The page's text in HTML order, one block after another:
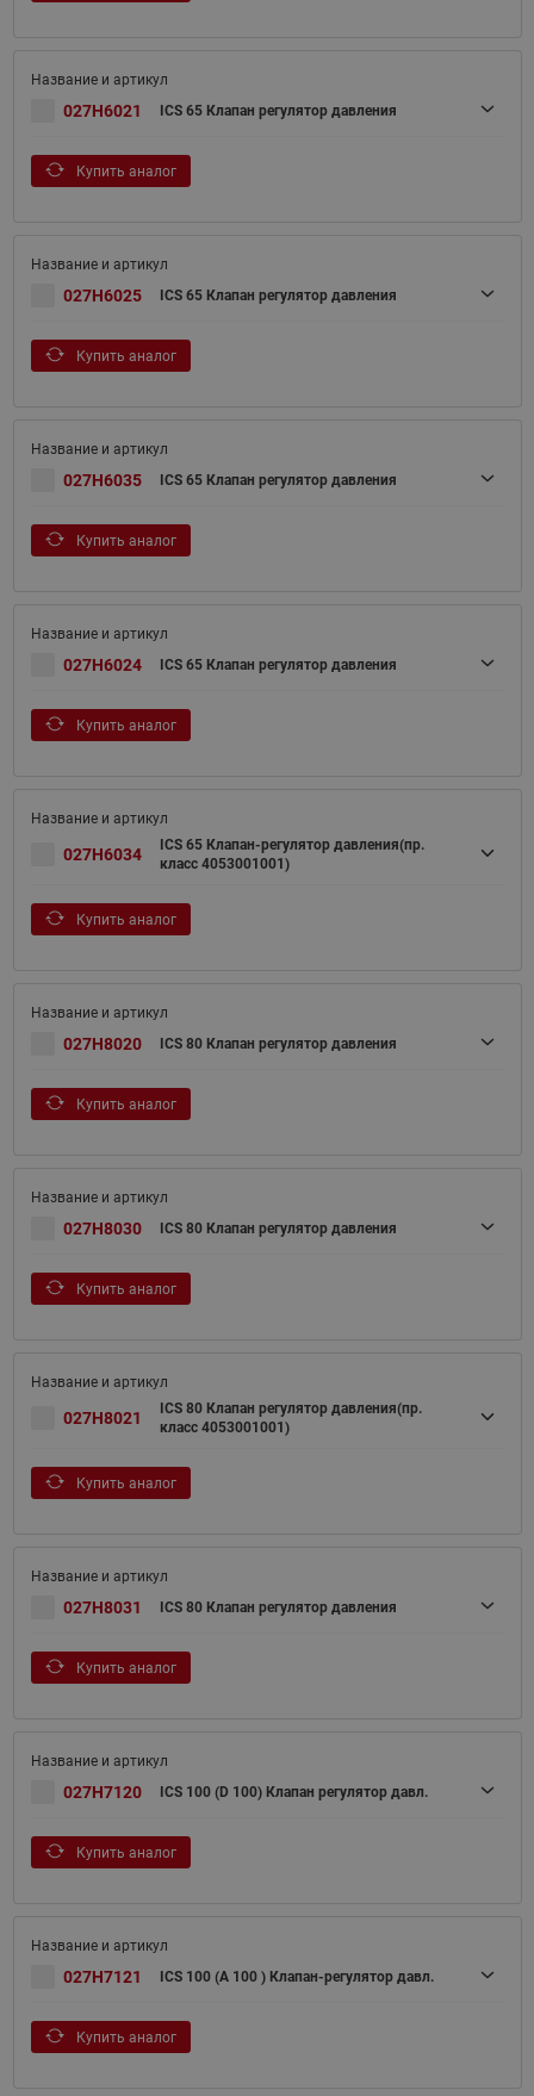
027H6021 ICS 65 Клапан регулятор давления
Купить аналог
027H6025 ICS 65 Клапан регулятор давления
Купить аналог
027H6035 ICS 65 Клапан регулятор давления
Купить аналог
027H6024 ICS 65 Клапан регулятор давления
Купить аналог
027H6034
ICS 65 Клапан-регулятор давления(пр.
класс 4053001001)
Купить аналог
027H8020 ICS 80 Клапан регулятор давления
Купить аналог
027H8030 ICS 80 Клапан регулятор давления
Купить аналог
027H8021
ICS 80 Клапан регулятор давления(пр.
класс 4053001001)
Купить аналог
027H8031 ICS 80 Клапан регулятор давления
Купить аналог
027H7120 ICS 100 (D 100) Клапан регулятор давл.
Купить аналог
027H7121 ICS 100 (A 100 ) Клапан-регулятор давл.
Купить аналог